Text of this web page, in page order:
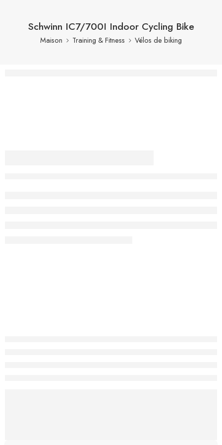
Schwinn IC7/700I Indoor Cycling Bike
Maison Training & Fitness Vélos de biking